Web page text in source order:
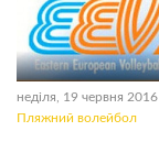
неділя, 19 червня 2016
Пляжний волейбол